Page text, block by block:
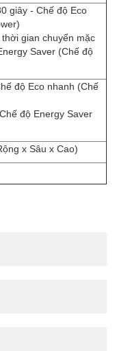
giây - Chế độ Eco
gian chuyển mặc
Saver (Chế độ
độ Eco nhanh (Chế
độ Energy Saver
x Sâu x Cao)